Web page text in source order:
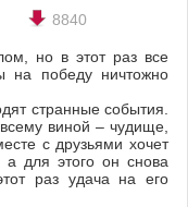
8840
но в этот раз все
на победу ничтожно
странные события.
виной – чудище,
с друзьями хочет
а для этого он снова
раз удача на его